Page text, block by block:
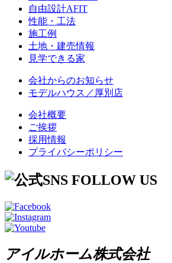
自由設計AFIT
性能・工法
施工例
土地・建売情報
見学できる家
会社からのお知らせ
モデルハウス／厚別店
会社概要
ご挨拶
採用情報
プライバシーポリシー
アイルホーム株式会社